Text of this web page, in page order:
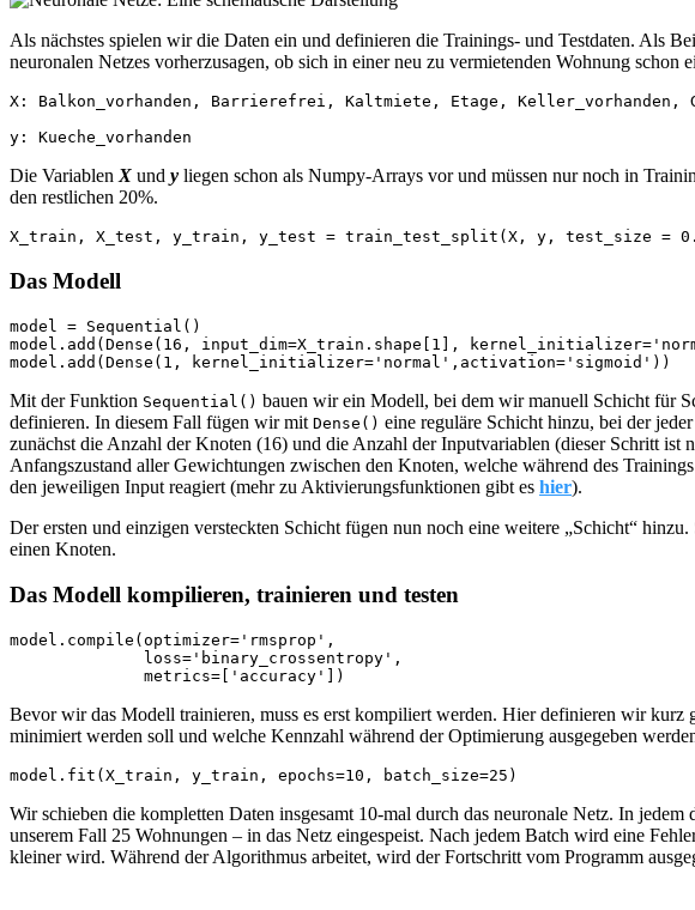
Als nächstes spielen wir die Daten ein und definieren die Trainings- und Testdaten. Als
neuronalen Netzes vorherzusagen, ob sich in einer neu zu vermietenden Wohnung
X: Balkon_vorhanden, Barrierefrei, Kaltmiete, Etage, Keller_vorhanden,
y: Kueche_vorhanden
Die Variablen X und y liegen schon als Numpy-Arrays vor und müssen nur noch in
den restlichen 20%.
X_train, X_test, y_train, y_test = train_test_split(X, y, test_size =
Das Modell
model = Sequential()
model.add(Dense(16, input_dim=X_train.shape[1],
model.add(Dense(1, kernel_initializer='normal',activation='sigmoid'))
Mit der Funktion Sequential() bauen wir ein Modell, bei dem wir manuell Schicht für
definieren. In diesem Fall fügen wir mit Dense() eine reguläre Schicht hinzu, bei der
zunächst die Anzahl der Knoten (16) und die Anzahl der Inputvariablen (dieser Schritt
Anfangszustand aller Gewichtungen zwischen den Knoten, welche während des
den jeweiligen Input reagiert (mehr zu Aktivierungsfunktionen gibt es hier).
Der ersten und einzigen versteckten Schicht fügen nun noch eine weitere „Schicht“
einen Knoten.
Das Modell kompilieren, trainieren und testen
model.compile(optimizer='rmsprop',
              loss='binary_crossentropy',
              metrics=['accuracy'])
Bevor wir das Modell trainieren, muss es erst kompiliert werden. Hier definieren wir
minimiert werden soll und welche Kennzahl während der Optimierung ausgegeben
model.fit(X_train, y_train, epochs=10, batch_size=25)
Wir schieben die kompletten Daten insgesamt 10-mal durch das neuronale Netz. In
unserem Fall 25 Wohnungen – in das Netz eingespeist. Nach jedem Batch wird eine
kleiner wird. Während der Algorithmus arbeitet, wird der Fortschritt vom Programm